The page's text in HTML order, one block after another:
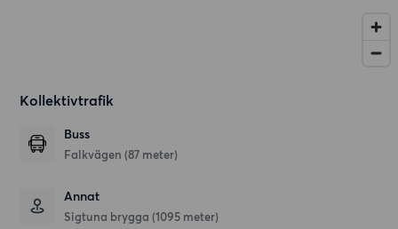
Kollektivtrafik
Buss
Falkvägen (87 meter)
Annat
Sigtuna brygga (1095 meter)